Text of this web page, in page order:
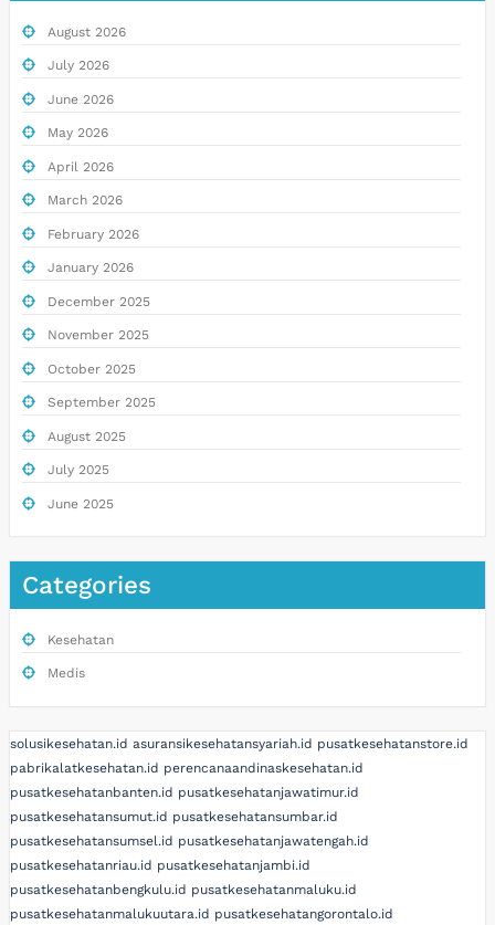
August 2026
July 2026
June 2026
May 2026
April 2026
March 2026
February 2026
January 2026
December 2025
November 2025
October 2025
September 2025
August 2025
July 2025
June 2025
Categories
Kesehatan
Medis
solusikesehatan.id asuransikesehatansyariah.id pusatkesehatanstore.id
pabrikalatkesehatan.id perencanaandinaskesehatan.id
pusatkesehatanbanten.id pusatkesehatanjawatimur.id
pusatkesehatansumut.id pusatkesehatansumbar.id
pusatkesehatansumsel.id pusatkesehatanjawatengah.id
pusatkesehatanriau.id pusatkesehatanjambi.id
pusatkesehatanbengkulu.id pusatkesehatanmaluku.id
pusatkesehatanmalukuutara.id pusatkesehatangorontalo.id